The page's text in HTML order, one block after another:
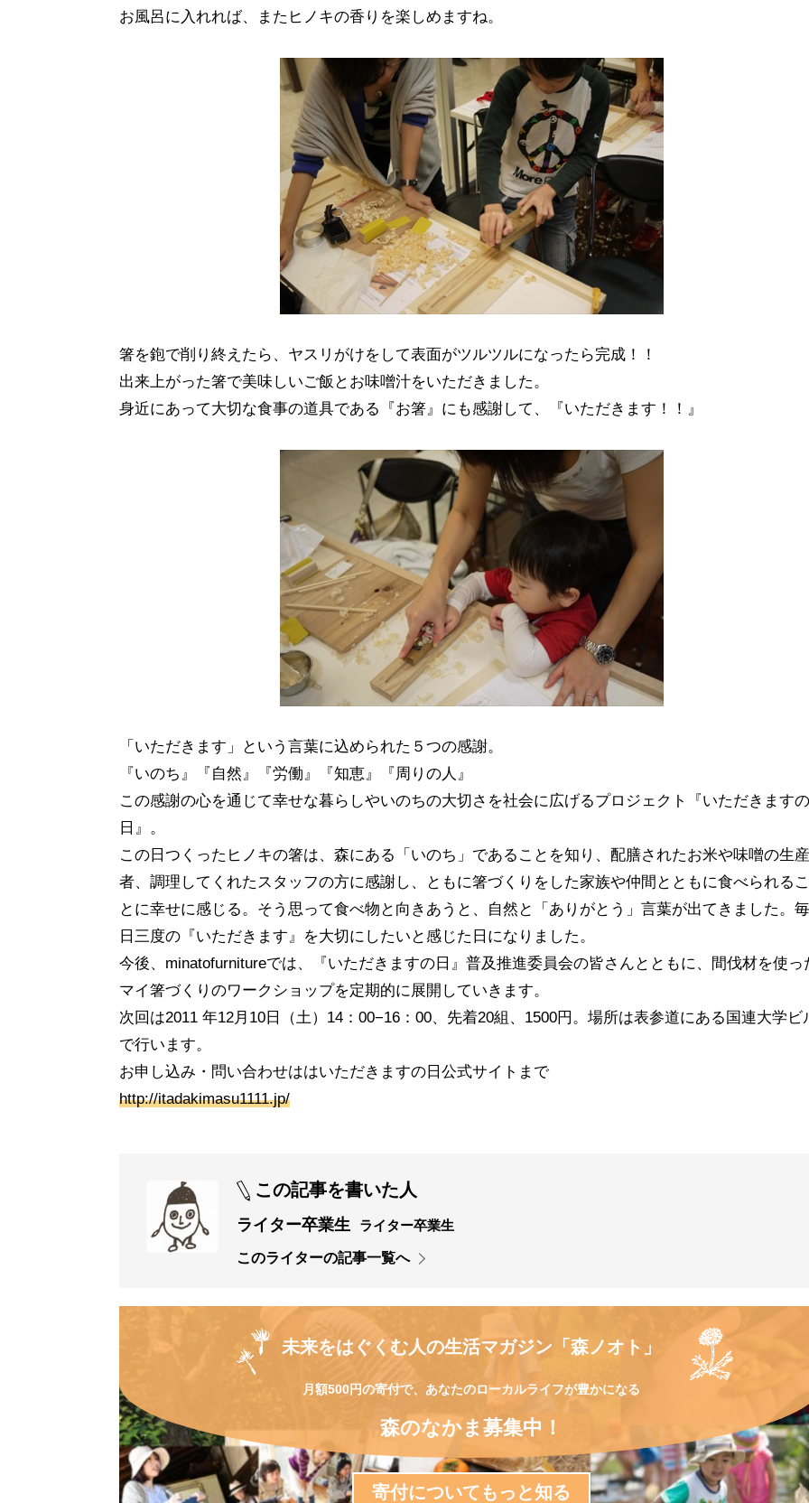
お風呂に入れれば、またヒノキの香りを楽しめますね。
箸を鉋で削り終えたら、ヤスリがけをして表面がツルツルになったら完成！！
出来上がった箸で美味しいご飯とお味噌汁をいただきました。
身近にあって大切な食事の道具である『お箸』にも感謝して、『いただきます！！』
「いただきます」という言葉に込められた５つの感謝。
『いのち』『自然』『労働』『知恵』『周りの人』
この感謝の心を通じて幸せな暮らしやいのちの大切さを社会に広げるプロジェクト『いただきますの
日』。
この日つくったヒノキの箸は、森にある「いのち」であることを知り、配膳されたお米や味噌の生産
者、調理してくれたスタッフの方に感謝し、ともに箸づくりをした家族や仲間とともに食べられるこ
とに幸せに感じる。そう思って食べ物と向きあうと、自然と「ありがとう」言葉が出てきました。毎
日三度の『いただきます』を大切にしたいと感じた日になりました。
今後、minatofurnitureでは、『いただきますの日』普及推進委員会の皆さんとともに、間伐材を使っ
マイ箸づくりのワークショップを定期的に展開していきます。
次回は2011 年12月10日（土）14：00−16：00、先着20組、1500円。場所は表参道にある国連大学ビ
で行います。
お申し込み・問い合わせははいただきますの日公式サイトまで
http://itadakimasu1111.jp/
この記事を書いた人
ライター卒業生 ライター卒業生
このライターの記事一覧へ
未来をはぐくむ人の生活マガジン 「森ノオト」
月額500円の寄付で、 あなたのローカルライフが豊かになる
森のなかま募集中！
寄付についてもっと知る